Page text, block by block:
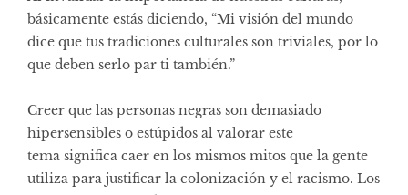
básicamente estás diciendo, “Mi visión del mundo
dice que tus tradiciones culturales son triviales, por lo
que deben serlo par ti también.”
Creer que las personas negras son demasiado
hipersensibles o estúpidos al valorar este
tema significa caer en los mismos mitos que la gente
utiliza para justificar la colonización y el racismo. Los